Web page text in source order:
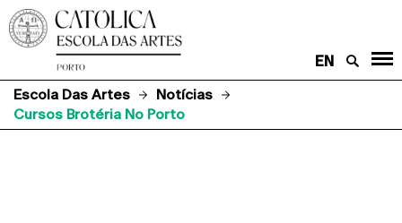
EN
Escola Das Artes
Notícias
Cursos Brotéria No Porto